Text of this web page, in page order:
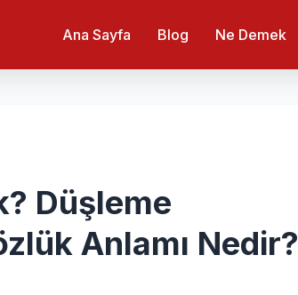
Ana Sayfa Blog Ne Demek
Düşleme
Anlamı Nedir?